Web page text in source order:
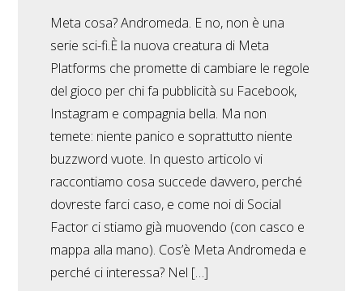
Meta cosa? Andromeda. E no, non è una
serie sci-fi.È la nuova creatura di Meta
Platforms che promette di cambiare le regole
del gioco per chi fa pubblicità su Facebook,
Instagram e compagnia bella. Ma non
temete: niente panico e soprattutto niente
buzzword vuote. In questo articolo vi
raccontiamo cosa succede davvero, perché
dovreste farci caso, e come noi di Social
Factor ci stiamo già muovendo (con casco e
mappa alla mano). Cos’è Meta Andromeda e
perché ci interessa? Nel […]